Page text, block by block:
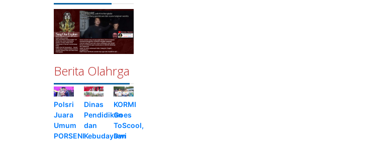
Berita Olahrga
Polsri
Juara
Umum
PORSENI
Dinas
Pendidikan
dan
Kebudayaan
KORMI
Goes
ToScool,
Dwi